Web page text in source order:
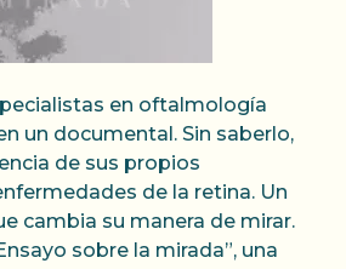
en oftalmología
un documental. Sin saberlo,
de sus propios
de la retina. Un
cambia su manera de mirar.
sobre la mirada”, una